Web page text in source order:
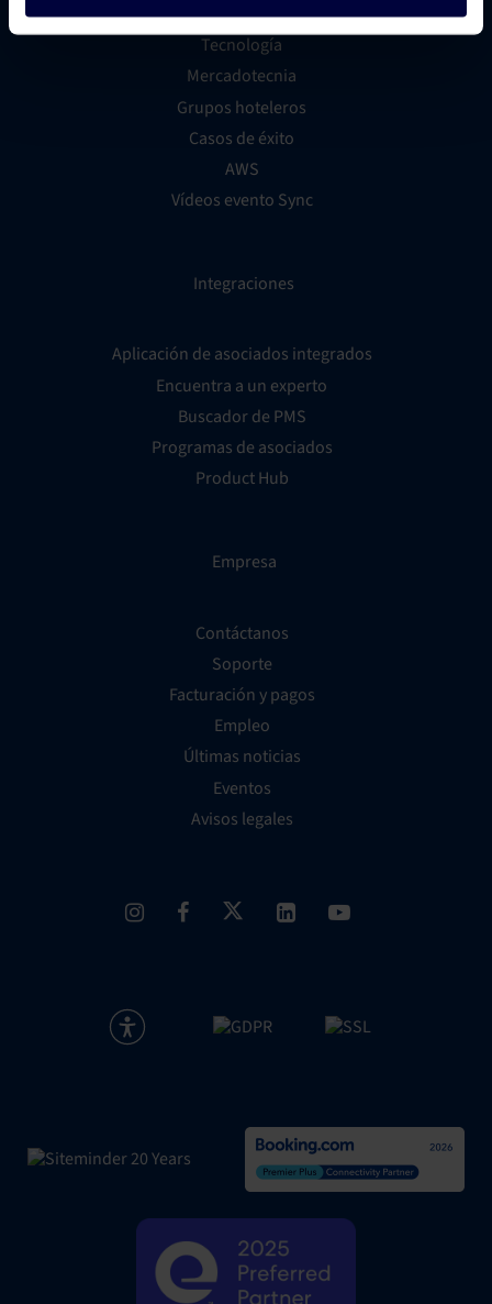
Distribución
Tecnología
Mercadotecnia
Grupos hoteleros
Casos de éxito
AWS
Vídeos evento Sync
Integraciones
Aplicación de asociados integrados
Encuentra a un experto
Buscador de PMS
Programas de asociados
Product Hub
Empresa
Contáctanos
Soporte
Facturación y pagos
Empleo
Últimas noticias
Eventos
Avisos legales